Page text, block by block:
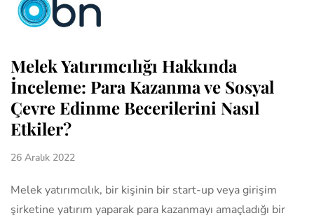
Melek Yatırımcılığı Hakkında
İnceleme: Para Kazanma ve Sosyal
Çevre Edinme Becerilerini Nasıl
Etkiler?
26 Aralık 2022
Melek yatırımcılık, bir kişinin bir start-up veya girişim
şirketine yatırım yaparak para kazanmayı amaçladığı bir